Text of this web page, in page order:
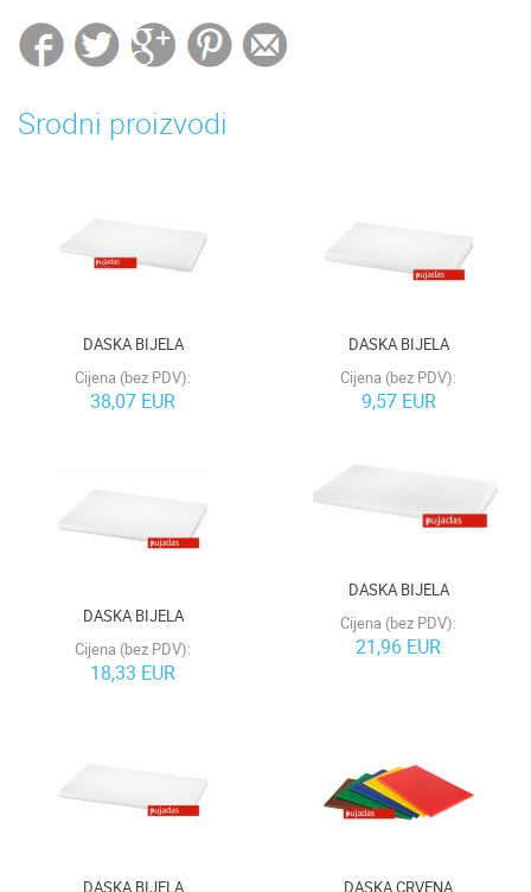
Srodni proizvodi
DASKA BIJELA
Cijena (bez PDV):
38,07 EUR
DASKA BIJELA
Cijena (bez PDV):
9,57 EUR
DASKA BIJELA
Cijena (bez PDV):
18,33 EUR
DASKA BIJELA
Cijena (bez PDV):
21,96 EUR
DASKA BIJELA
DASKA CRVENA